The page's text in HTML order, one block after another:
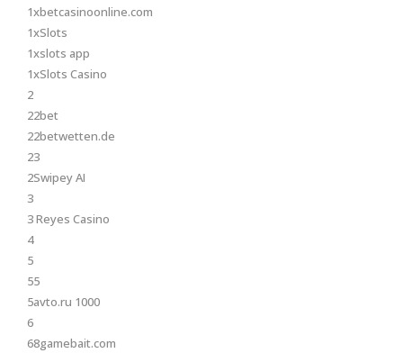
1xbetcasinoonline.com
1xSlots
1xslots app
1xSlots Casino
2
22bet
22betwetten.de
23
2Swipey AI
3
3 Reyes Casino
4
5
55
5avto.ru 1000
6
68gamebait.com